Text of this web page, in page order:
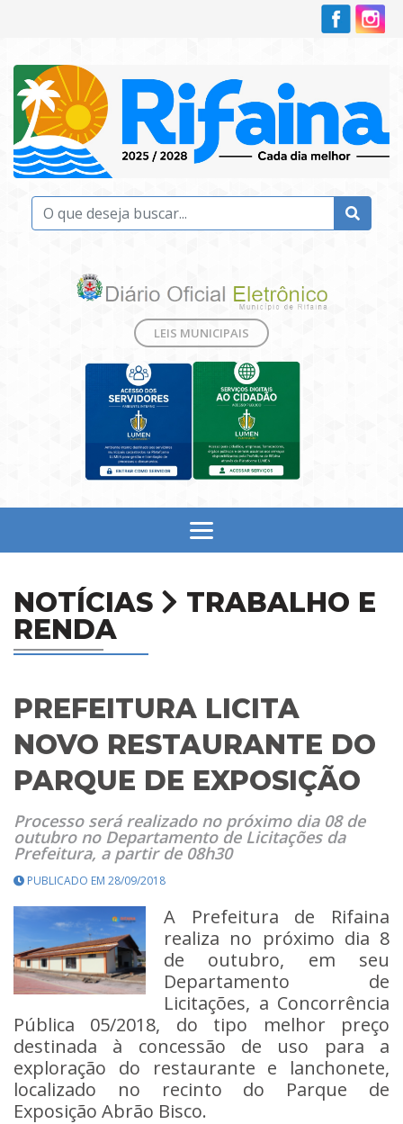
LEIS MUNICIPAIS
NOTÍCIAS
TRABALHO E
RENDA
PREFEITURA LICITA
NOVO RESTAURANTE DO
PARQUE DE EXPOSIÇÃO
Processo será realizado no próximo dia 08 de
outubro no Departamento de Licitações da
Prefeitura, a partir de 08h30
PUBLICADO EM 28/09/2018
A Prefeitura de Rifaina
realiza no próximo dia 8
de outubro, em seu
Departamento de
Licitações, a Concorrência
Pública 05/2018, do tipo melhor preço
destinada à concessão de uso para a
exploração do restaurante e lanchonete,
localizado no recinto do Parque de
Exposição Abrão Bisco.